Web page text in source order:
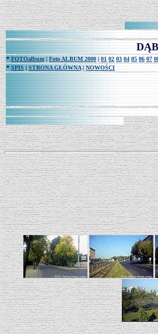
* FOTOalbum | Foto ALBUM 2000 | 01 02 03 04 05 06 07
* SPIS | STRONA GŁÓWNA| NOWOŚCI